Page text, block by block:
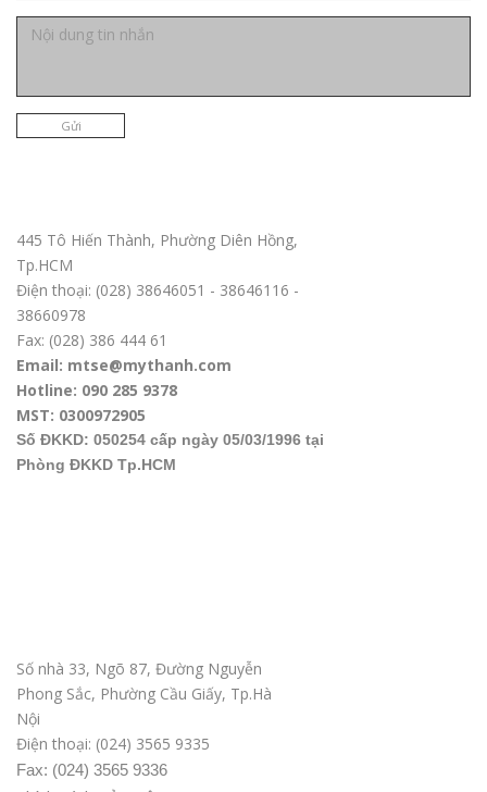
Gửi
445 Tô Hiến Thành, Phường Diên Hồng,
Tp.HCM
Điện thoại: (028) 38646051 - 38646116 -
38660978
Fax: (028) 386 444 61
Email: mtse@mythanh.com
Hotline: 090 285 9378
MST: 0300972905
Số ĐKKD: 050254 cấp ngày 05/03/1996 tại
Phòng ĐKKD Tp.HCM
Số nhà 33, Ngõ 87, Đường Nguyễn
Phong Sắc, Phường Cầu Giấy, Tp.Hà
Nội
Điện thoại: (024) 3565 9335
Fax: (024) 3565 9336